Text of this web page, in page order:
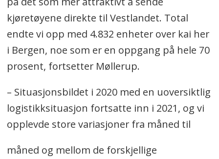
kjøretøyene direkte til Vestlandet. Total
endte vi opp med 4.832 enheter over kai her
i Bergen, noe som er en oppgang på hele 70
prosent, fortsetter Møllerup.
– Situasjonsbildet i 2020 med en uoversiktlig
logistikksituasjon fortsatte inn i 2021, og vi
opplevde store variasjoner fra måned til
måned og mellom de forskjellige